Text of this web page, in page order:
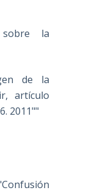
sobre la
de la
artículo
2011""